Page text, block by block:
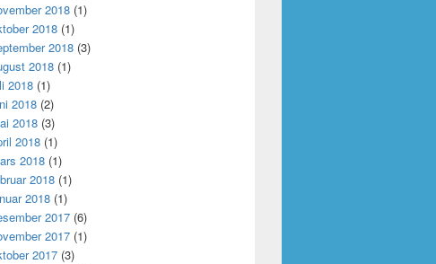
2018 (1)
2018 (1)
2018 (3)
2018 (1)
2018 (1)
2018 (2)
2018 (3)
2018 (1)
2018 (1)
2018 (1)
2018 (1)
2017 (6)
2017 (1)
2017 (3)